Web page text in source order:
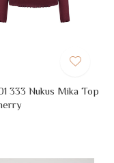
333 Nukus Mika Top